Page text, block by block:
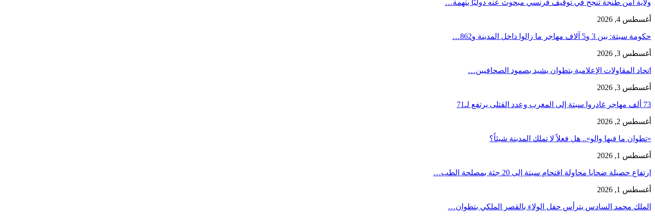
ولاية أمن طنجة تنجح في توقيف فرنسي مبحوث عنه دوليًا بتهمة…
أغسطس 4, 2026
حكومة سبتة: بين 3 و5 آلاف مهاجر ما زالوا داخل المدينة و862…
أغسطس 3, 2026
اتحاد المقاولات الإعلامية بتطوان يشيد بصمود الصحافيين…
أغسطس 3, 2026
73 ألف مهاجر غادروا سبتة إلى المغرب وعدد القتلى يرتفع لـ71
أغسطس 2, 2026
«تطوان ما فيها والو».. هل فعلاً لا تملك المدينة شيئاً؟
أغسطس 1, 2026
ارتفاع حصيلة ضحايا محاولة اقتحام سبتة إلى 20 جثة بمصلحة الطب…
أغسطس 1, 2026
الملك محمد السادس يترأس حفل الولاء بالقصر الملكي بتطوان…